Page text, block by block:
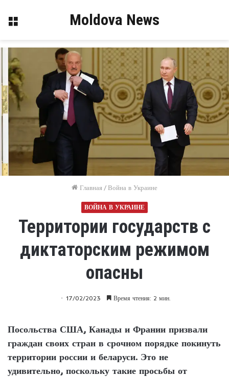
Меню Moldova News
Главная/Война в Украине
ВОЙНА В УКРАИНЕ
Территории государств с
диктаторским режимом
опасны
17/02/2023 Время чтения: 2 мин.
Посольства США, Канады и Франии призвали
граждан своих стран в срочном порядке покинуть
территории россии и беларуси. Это не
удивительно, поскольку такие просьбы от